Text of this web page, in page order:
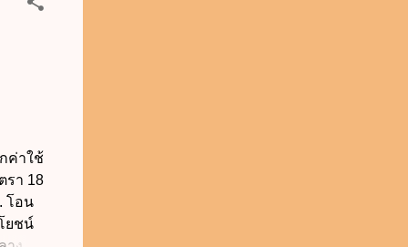
ะธาน
คุณ
ค่าใช้
รา 18
โอน
ยชน์